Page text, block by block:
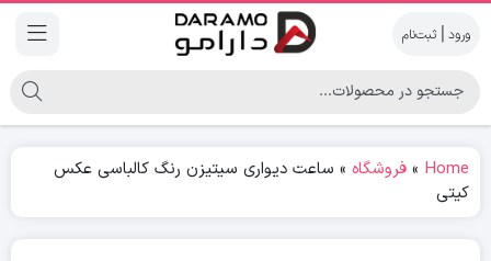
|
Home
» فروشگاه » ساعت دیواری سیتیزن رنگ کالباسی عکس
کیتی